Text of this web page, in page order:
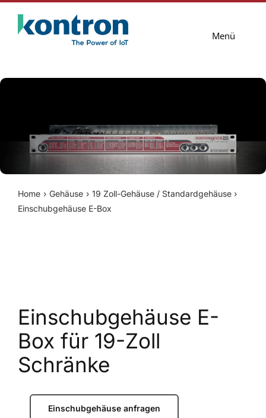
Inhalt
Menü
Lösungen
Blog
Unternehmen
Home Gehäuse
19 Zoll-Gehäuse / Standardgehäuse
Einschubgehäuse E-Box
Einschubgehäuse E-
Box für 19-Zoll
Schränke
Einschubgehäuse anfragen